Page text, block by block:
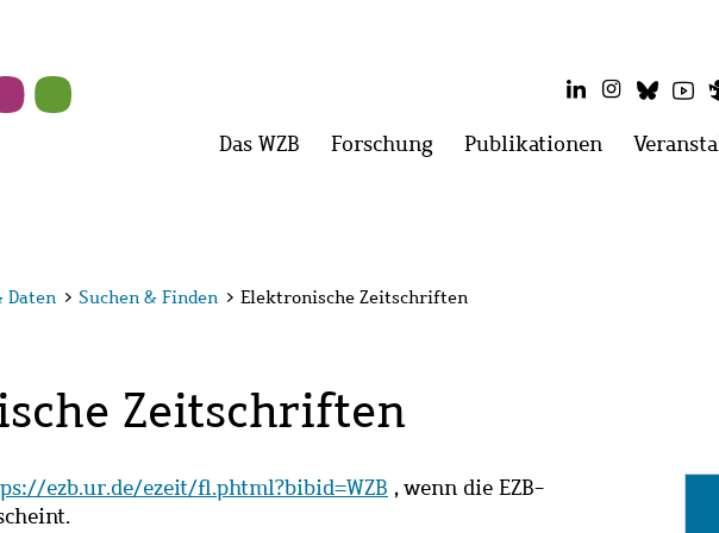
LinkedInInstagram
Hauptmenü
Das WZB Menü
Forschung Menü
Publikationen Menü
> Suchen & Finden > Elektronische Zeitschriften
Zeitschriften
ezb.ur.de/ezeit/fl.phtml?bibid=WZB , wenn die EZB-